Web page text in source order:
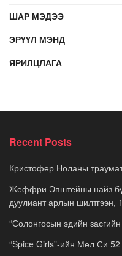
ШАР МЭДЭЭ
ЭРҮҮЛ МЭНД
ЯРИЛЦЛАГА
Recent Posts
Кристофер Ноланы
Жеффри Эпштейны найз
дуулиант арлын шилтгээн,
“Солонгосын эдийн
“Spice Girls”-ийн Мел Си